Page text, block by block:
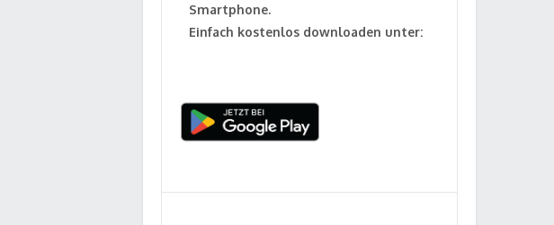
Smartphone.
Einfach kostenlos downloaden unter: